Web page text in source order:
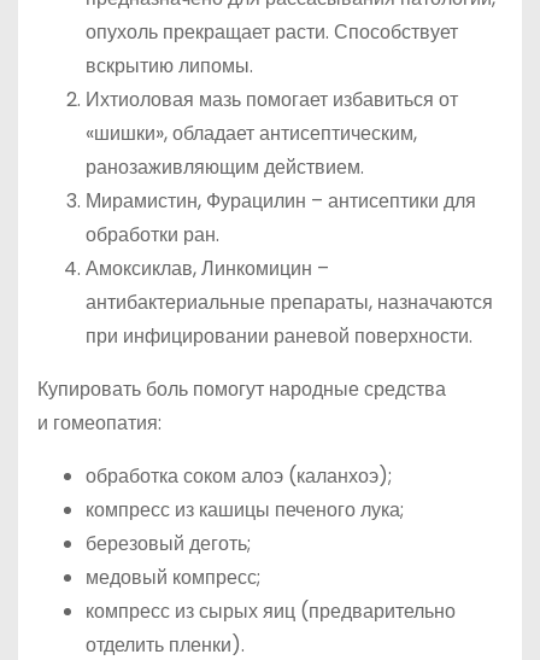
опухоль прекращает расти. Способствует
вскрытию липомы.
Ихтиоловая мазь помогает избавиться от
«шишки», обладает антисептическим,
ранозаживляющим действием.
Мирамистин, Фурацилин – антисептики для
обработки ран.
Амоксиклав, Линкомицин –
антибактериальные препараты, назначаются
при инфицировании раневой поверхности.
Купировать боль помогут народные средства
и гомеопатия:
обработка соком алоэ (каланхоэ);
компресс из кашицы печеного лука;
березовый деготь;
медовый компресс;
компресс из сырых яиц (предварительно
отделить пленки).